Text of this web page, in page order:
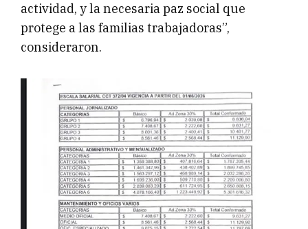
actividad, y la necesaria paz social que
protege a las familias trabajadoras”,
consideraron.